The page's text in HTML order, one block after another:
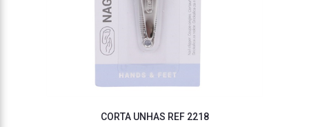
CORTA UNHAS REF 2218